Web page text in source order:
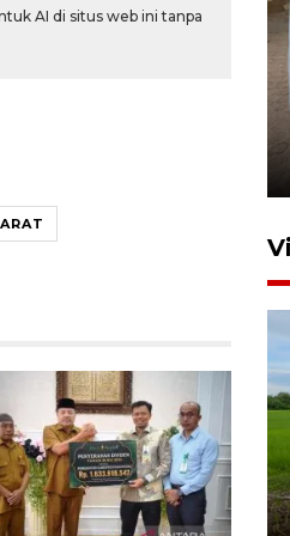
AI di situs web ini tanpa
Bakti
siswa Sekolah